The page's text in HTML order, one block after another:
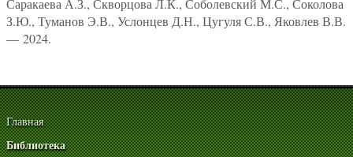
Саракаева А.З., Скворцова Л.К., Соболевский М.С., Соколова
З.Ю., Туманов Э.В., Услонцев Д.Н., Цугуля С.В., Яковлев В.В.
— 2024.
Главная
Библиотека